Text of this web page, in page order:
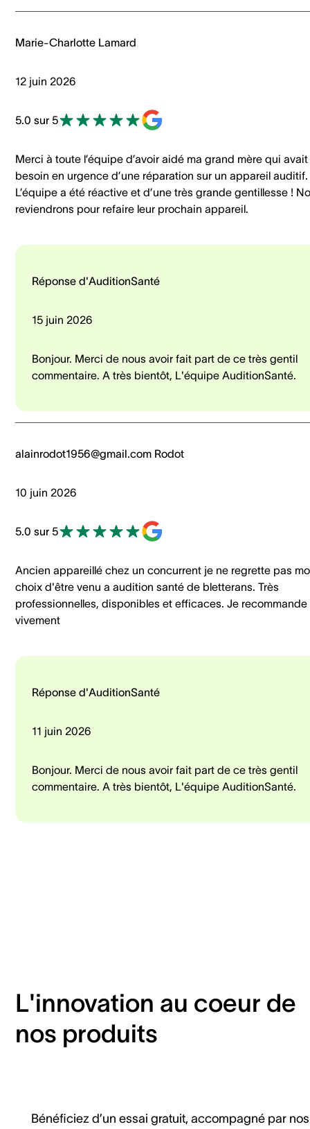
Marie-Charlotte Lamard
12 juin 2026
5.0 sur 5
Merci à toute l’équipe d’avoir aidé ma grand mère qui avait
besoin en urgence d’une réparation sur un appareil auditif.
L’équipe a été réactive et d’une très grande gentillesse !
reviendrons pour refaire leur prochain appareil.
Réponse d'AuditionSanté
15 juin 2026
Bonjour. Merci de nous avoir fait part de ce très gentil
commentaire. A très bientôt, L'équipe AuditionSanté.
alainrodot1956@gmail.com Rodot
10 juin 2026
5.0 sur 5
Ancien appareillé chez un concurrent je ne regrette pas
choix d'être venu a audition santé de bletterans. Très
professionnelles, disponibles et efficaces. Je recommande
vivement
Réponse d'AuditionSanté
11 juin 2026
Bonjour. Merci de nous avoir fait part de ce très gentil
commentaire. A très bientôt, L'équipe AuditionSanté.
L'innovation au coeur de
nos produits
Bénéficiez d’un essai gratuit, accompagné par nos